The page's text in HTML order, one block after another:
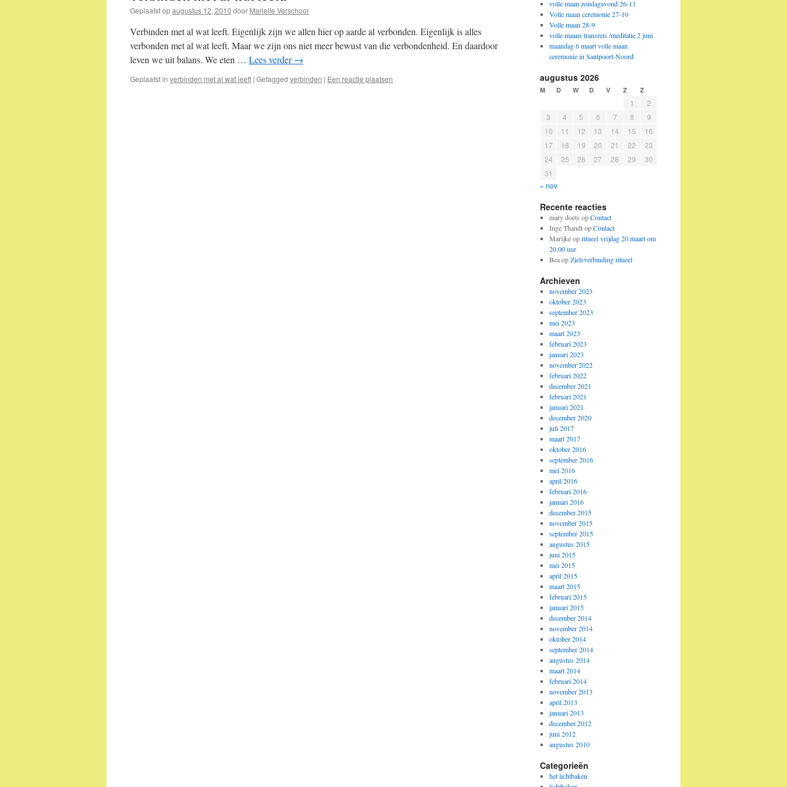
Geplaatst opaugustus 12, 2010 door Marielle Verschoor
Verbinden met al wat leeft. Eigenlijk zijn we allen hier op aarde al verbonden. Eigenlijk is alles
verbonden met al wat leeft. Maar we zijn ons niet meer bewust van die verbondenheid. En daardoor
leven we uit balans. We eten … Lees verder→
Geplaatst in verbinden met al wat leeft | Getagged verbinden | Een reactie plaatsen
volle maan zondagavond 26-11
Volle maan ceremonie 27-10
Volle maan 28-9
volle maans transreis /meditatie 2 juni
maandag 6 maart volle maan
ceremonie in Santpoort-Noord
augustus 2026
M D W D V Z Z
1
2
3
4 5 6 7 8
9
10
11 12 13 14 15
16
17
18 19 20 21 22
23
24
25 26 27 28 29
30
31
« nov
Recente reacties
mary doets opContact
Inge ThandtopContact
Marijkeopritueel vrijdag 20 maart om
20.00 uur
BeaopZielsverbinding ritueel
Archieven
november 2023
oktober 2023
september 2023
mei 2023
maart 2023
februari 2023
januari 2023
november 2022
februari 2022
december 2021
februari 2021
januari 2021
december 2020
juli 2017
maart 2017
oktober 2016
september 2016
mei 2016
april 2016
februari 2016
januari 2016
december 2015
november 2015
september 2015
augustus 2015
juni 2015
mei 2015
april 2015
maart 2015
februari 2015
januari 2015
december 2014
november 2014
oktober 2014
september 2014
augustus 2014
maart 2014
februari 2014
november 2013
april 2013
januari 2013
december 2012
juni 2012
augustus 2010
Categorieën
het lichtbaken